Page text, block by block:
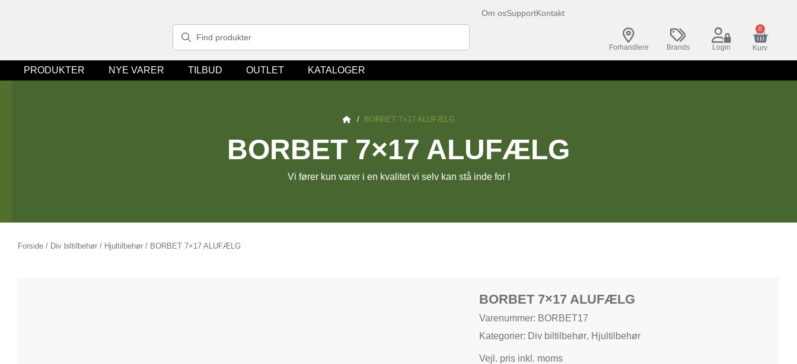
Om osSupportKontakt
Forhandlere Brands Login
0
Kurv
PRODUKTER NYE VARER TILBUD OUTLET KATALOGER
/ BORBET 7×17 ALUFÆLG
BORBET 7×17 ALUFÆLG
Vi fører kun varer i en kvalitet vi selv kan stå inde for !
Forside / Div biltilbehør / Hjultilbehør / BORBET 7×17 ALUFÆLG
BORBET 7×17 ALUFÆLG
Varenummer: BORBET17
Kategorier: Div biltilbehør, Hjultilbehør
Vejl. pris inkl. moms